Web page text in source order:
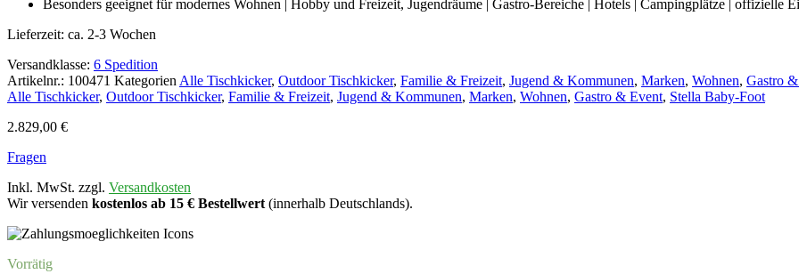
Besonders geeignet für modernes Wohnen | Hobby und Freizeit, Jugendräume | Gastro-Bereiche | Hotels | Campingplätze | offizielle
Lieferzeit: ca. 2-3 Wochen
Versandklasse: 6 Spedition
Artikelnr.: 100471 Kategorien Alle Tischkicker, Outdoor Tischkicker, Familie & Freizeit, Jugend & Kommunen, Marken, Wohnen, Gastro
Alle Tischkicker, Outdoor Tischkicker, Familie & Freizeit, Jugend & Kommunen, Marken, Wohnen, Gastro & Event, Stella Baby-Foot
2.829,00 €
Fragen
Inkl. MwSt. zzgl. Versandkosten
Wir versenden kostenlos ab 15 € Bestellwert (innerhalb Deutschlands).
Vorrätig